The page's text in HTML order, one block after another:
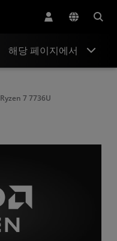
해당 페이지에서
Ryzen 7 7736U​